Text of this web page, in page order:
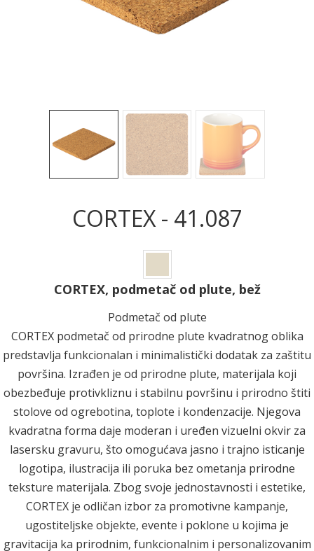
CORTEX - 41.087
CORTEX, podmetač od plute, bež
Podmetač od plute
CORTEX podmetač od prirodne plute kvadratnog oblika
predstavlja funkcionalan i minimalistički dodatak za zaštitu
površina. Izrađen je od prirodne plute, materijala koji
obezbeđuje protivkliznu i stabilnu površinu i prirodno štiti
stolove od ogrebotina, toplote i kondenzacije. Njegova
kvadratna forma daje moderan i uređen vizuelni okvir za
lasersku gravuru, što omogućava jasno i trajno isticanje
logotipa, ilustracija ili poruka bez ometanja prirodne
teksture materijala. Zbog svoje jednostavnosti i estetike,
CORTEX je odličan izbor za promotivne kampanje,
ugostiteljske objekte, evente i poklone u kojima je
gravitacija ka prirodnim, funkcionalnim i personalizovanim